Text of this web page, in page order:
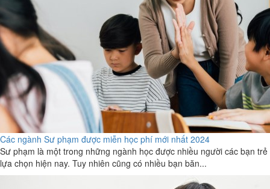
Các ngành Sư phạm được miễn học phí mới nhất 2024
Sư phạm là một trong những ngành học được nhiều người các bạn trẻ
lựa chọn hiện nay. Tuy nhiên cũng có nhiều bạn băn...